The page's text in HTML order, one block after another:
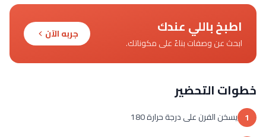
اطبخ باللي عندك
ابحث عن وصفات بناءً على مكوناتك.
جربه الآن
خطوات التحضير
1 يسخن الفرن على درجة حرارة 180